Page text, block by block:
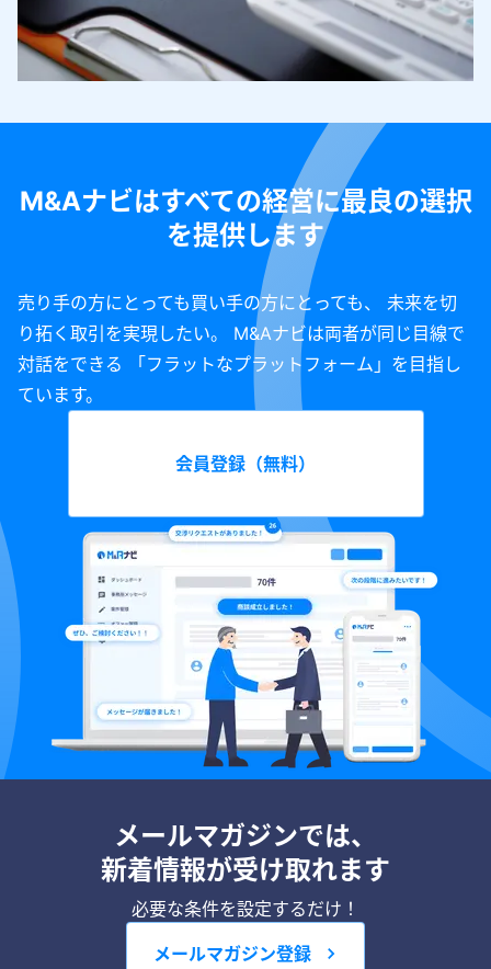
M&Aナビはすべての経営に最良の選択
を提供します
売り手の方にとっても買い手の方にとっても、 未来を切
り拓く取引を実現したい。 M&Aナビは両者が同じ目線で
対話をできる 「フラットなプラットフォーム」を目指し
ています。
会員登録（無料）
メールマガジンでは、
新着情報が受け取れます
必要な条件を設定するだけ！
メールマガジン登録